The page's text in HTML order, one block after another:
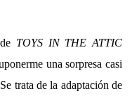
TOYS IN THE ATTIC
una sorpresa casi
trata de la adaptación de